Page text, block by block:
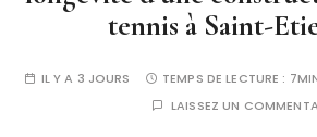
tennis à Saint-
IL Y A 3 JOURS TEMPS DE LECTURE :
LAISSEZ UN